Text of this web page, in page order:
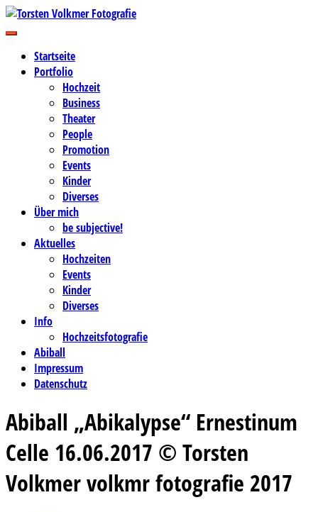
Zum
Inhalt
Torsten Volkmer Fotografie
Business-, Portrait- und Hochzeitsfotografie
Startseite
Portfolio
Hochzeit
Business
Theater
People
Promotion
Events
Kinder
Diverses
Über mich
be subjective!
Aktuelles
Hochzeiten
Events
Kinder
Diverses
Info
Hochzeitsfotografie
Abiball
Impressum
Datenschutz
Abiball „Abikalypse“ Ernestinum
Celle 16.06.2017 © Torsten
Volkmer volkmr fotografie 2017